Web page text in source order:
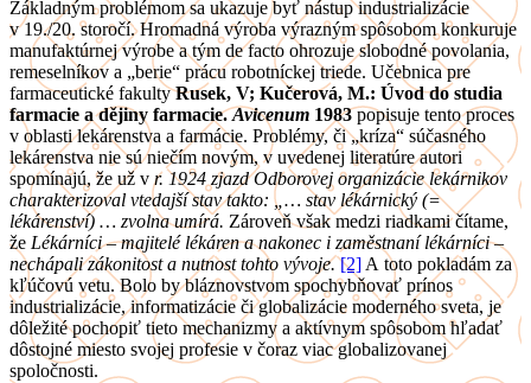
Základným problémom sa ukazuje byť nástup industrializácie
v 19./20. storočí. Hromadná výroba výrazným spôsobom konkuruje
manufaktúrnej výrobe a tým de facto ohrozuje slobodné povolania,
remeselníkov a „berie“ prácu robotníckej triede. Učebnica pre
farmaceutické fakultyRusek, V; Kučerová, M.: Úvod do studia
farmacie a dějiny farmacie.Avicenum 1983 popisuje tento proces
v oblasti lekárenstva a farmácie. Problémy, či „kríza“ súčasného
lekárenstva nie sú niečím novým, v uvedenej literatúre autori
spomínajú, že už v r. 1924 zjazd Odborovej organizácie lekárnikov
charakterizoval vtedajší stav takto: „… stav lékárnický (=
lékárenství) … zvolna umírá. Zároveň však medzi riadkami čítame,
že Lékárníci – majitelé lékáren a nakonec i zaměstnaní lékárníci –
nechápali zákonitost a nutnost tohto vývoje. [2] A toto pokladám za
kľúčovú vetu. Bolo by bláznovstvom spochybňovať prínos
industrializácie, informatizácie či globalizácie moderného sveta, je
dôležité pochopiť tieto mechanizmy a aktívnym spôsobom hľadať
dôstojné miesto svojej profesie v čoraz viac globalizovanej
spoločnosti.